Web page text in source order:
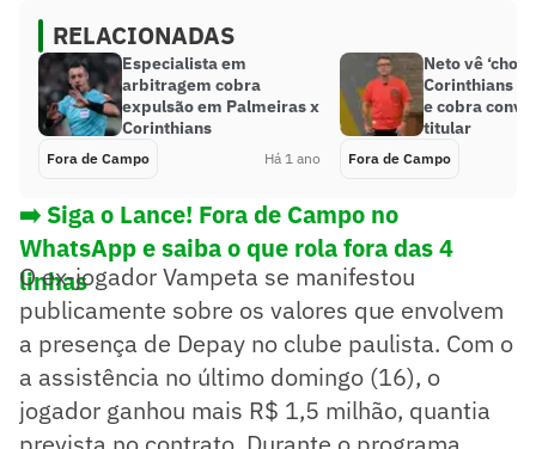
RELACIONADAS
Especialista em
arbitragem cobra
expulsão em Palmeiras x
Corinthians
Fora de Campo Há 1 ano
Neto vê
Corinthians
e cobra
titular
Fora de Campo
➡️ Siga o Lance! Fora de Campo no
WhatsApp e saiba o que rola fora das 4
linhas
O ex-jogador Vampeta se manifestou
publicamente sobre os valores que envolvem
a presença de Depay no clube paulista. Com o
a assistência no último domingo (16), o
jogador ganhou mais R$ 1,5 milhão, quantia